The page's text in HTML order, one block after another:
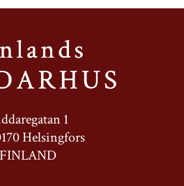
1
Helsingfors
FINLAND